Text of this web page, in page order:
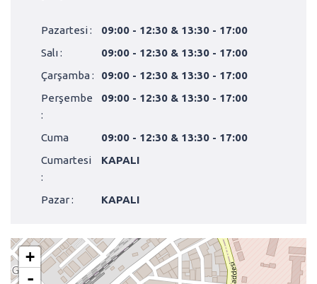
Pazartesi :
09:00 - 12:30 & 13:30 - 17:00
Salı :
09:00 - 12:30 & 13:30 - 17:00
Çarşamba :
09:00 - 12:30 & 13:30 - 17:00
Perşembe
:
09:00 - 12:30 & 13:30 - 17:00
Cuma
09:00 - 12:30 & 13:30 - 17:00
Cumartesi
:
KAPALI
Pazar : KAPALI
+
-